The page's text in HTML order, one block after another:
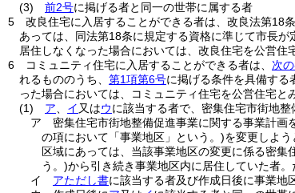
(3)
前2号に掲げる者と同一の世帯に属する者
5
改良住宅に入居することができる者は、改良法第18
あっては、同法第18条に規定する資格に準じて市長が
居住しなくなった場合においては、改良住宅を公営住
6
コミュニティ住宅に入居することができる者は、 次
れるもののうち、 第1項第6号に掲げる条件を具備する
った場合においては、コミュニティ住宅を公営住宅と
(1)
ア イ 又はウに該当する者で、密集住宅市街地
ア
密集住宅市街地整備促進事業に関する事業計画
の項において「事業地区」という。)を変更しよ
区域にあっては、当該事業地区の変更に係る密
う。)から引き続き事業地区内に居住していた者。
イ
アただし書に該当する者及び作成日後に事業地